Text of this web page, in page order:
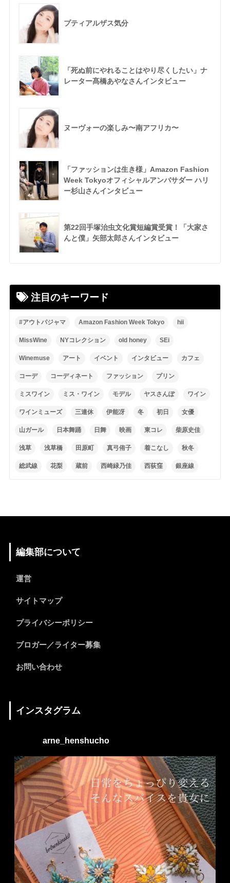
プティアルザス気分
「死ぬ前にやれることはやり尽くしたい」ナ
レーター髙橋あやなさんインタビュー
ヌーヴォーの楽しみ〜南アフリカ〜
「ファッションは生き様」Amazon Fashion
Week Tokyoオフィシャルアンバサダー ハリ
ー杉山さんインタビュー
第22回手塚治虫文化賞短編賞受賞！「大家さ
んと僕」矢部太郎さんインタビュー
注目のキーワード
#アウトパジャマ Amazon Fashion Week Tokyo hii
MissWine NYコレクション old honey SEi
Winemuse アート イベント インタビュー カフェ
コーデ コーディネート ファッション プリン
ミスワイン ミス・ワイン モデル ヤスさんぽ ワイン
ワインミューズ 三連休 伊能冴 冬 初日 女優
山ガール 日本舞踊 日舞 映画 東コレ 柴原史佳
浅草 浅草橋 田原町 真弓侑子 着こなし 秋冬
総武線 花梨 蔵前 西崎緑乃佳 西荻窪 銀座線
編集部について
運営
サイトマップ
プライバシーポリシー
ブロガー／ライター募集
お問い合わせ
インスタグラム
arne_henshucho